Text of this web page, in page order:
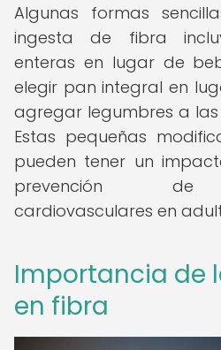
Algunas formas
ingesta de fibra
enteras en lugar de
elegir pan integral en
agregar legumbres a
Estas pequeñas
pueden tener un
prevención de
cardiovasculares en
Importancia de
en fibra